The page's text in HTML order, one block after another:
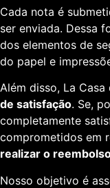
Cada nota é
ser enviada. Dessa
dos elementos de
do papel e
Além disso, La
de satisfação. Se,
completamente
comprometidos em
realizar o
Nosso objetivo é